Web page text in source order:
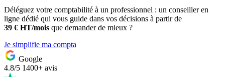
Déléguez votre comptabilité à un professionnel : un conseiller en
ligne dédié qui vous guide dans vos décisions à partir de
39 € HT/mois que demander de mieux ?
Je simplifie ma compta
Google
4.8/5 1400+ avis